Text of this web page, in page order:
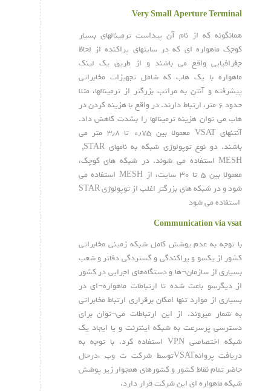
Very Small Aperture Terminal
همانگونه که از نام آن پیداست ترمینالهای بسیار
کوجک ماهواره ای که در سایتهای پراکنده از لحاظ
جغرافیایی واقع می باشند و از طریق یک لینک
ماهواره با یک هاب که شامل تجهیزات مخابراتی
پیشرفته و آنتن به مراتب بزرگتر از ترمینالها، مثلا
حدود ۶ متر، ارتباط دارند. در واقع با هزینه کردن در
هاب می توان هزینه ترمینالها را بشدت کاهش داد.
آنتنهایVSAT
معمولا بین ۰٫۷۵ تا ۳٫۸ متر می
باشند. دو نوع توپولوژی شبکه به نامهای STAR
,
MESHاستفاده می شوند. در شبکه های کوچک،
معمولا بین ۵ تا ۳۰ سایت، از
MESH استفاده می
شود و در شبکه های بزرگتر اغلب از توپولوژیSTAR
استفاده می شود
Communication via vsat
با توجه به عدم پوشش کامل شبکه زمینی مخابراتی
کشور از یکسو و پراکندگی و گستردگی دفاتر و شعب
بسیاری از سازمان¬ها و دستگاه‌های اجرایی در کشور
از دیگرسو باعث شده تا ارتباطات ماهواره¬ای در
بسیاری از موارد تنها امکان برقراری ارتباط مخابراتی
به شمار میروند. از این ارتباطات می¬توان برای
دسترسی پرسرعت به شبکه اینترنت و یا ایجاد یک
شبکه اختصاصی VPN استفاده کرد. با توجه به
دریافت پروانهVSATتوسط شرکت ت وب ،درحال
حاضر تمام نقاط کشور و کشورهای همجوار زیر پوشش
شبکه ماهواره ای این شرکت قرار دارد.